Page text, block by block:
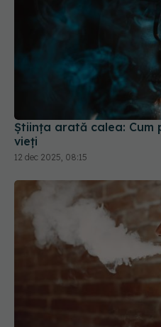
Știința arată calea: Cum
vieți
12 dec 2025, 08:15